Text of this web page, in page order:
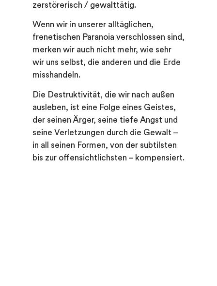
zerstörerisch / gewalttätig.
Wenn wir in unserer alltäglichen,
frenetischen Paranoia verschlossen sind,
merken wir auch nicht mehr, wie sehr
wir uns selbst, die anderen und die Erde
misshandeln.
Die Destruktivität, die wir nach außen
ausleben, ist eine Folge eines Geistes,
der seinen Ärger, seine tiefe Angst und
seine Verletzungen durch die Gewalt –
in all seinen Formen, von der subtilsten
bis zur offensichtlichsten – kompensiert.